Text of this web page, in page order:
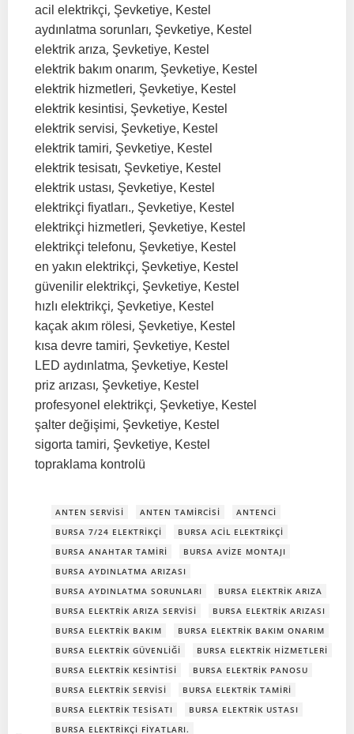
acil elektrikçi, Şevketiye, Kestel
aydınlatma sorunları, Şevketiye, Kestel
elektrik arıza, Şevketiye, Kestel
elektrik bakım onarım, Şevketiye, Kestel
elektrik hizmetleri, Şevketiye, Kestel
elektrik kesintisi, Şevketiye, Kestel
elektrik servisi, Şevketiye, Kestel
elektrik tamiri, Şevketiye, Kestel
elektrik tesisatı, Şevketiye, Kestel
elektrik ustası, Şevketiye, Kestel
elektrikçi fiyatları., Şevketiye, Kestel
elektrikçi hizmetleri, Şevketiye, Kestel
elektrikçi telefonu, Şevketiye, Kestel
en yakın elektrikçi, Şevketiye, Kestel
güvenilir elektrikçi, Şevketiye, Kestel
hızlı elektrikçi, Şevketiye, Kestel
kaçak akım rölesi, Şevketiye, Kestel
kısa devre tamiri, Şevketiye, Kestel
LED aydınlatma, Şevketiye, Kestel
priz arızası, Şevketiye, Kestel
profesyonel elektrikçi, Şevketiye, Kestel
şalter değişimi, Şevketiye, Kestel
sigorta tamiri, Şevketiye, Kestel
topraklama kontrolü
ANTEN SERVISI ANTEN TAMIRCISI
ANTENCI
BURSA 7/24 ELEKTRIKÇI
BURSA ACIL ELEKTRIKÇI
BURSA ANAHTAR TAMIRI
BURSA AVIZE MONTAJI
BURSA AYDINLATMA ARIZASI
BURSA AYDINLATMA SORUNLARI
BURSA ELEKTRIK ARIZA
BURSA ELEKTRIK ARIZA SERVISI
BURSA ELEKTRIK ARIZASI
BURSA ELEKTRIK BAKIM
BURSA ELEKTRIK BAKIM ONARIM
BURSA ELEKTRIK GÜVENLIĞI
BURSA ELEKTRIK HIZMETLERI
BURSA ELEKTRIK KESINTISI
BURSA ELEKTRIK PANOSU
BURSA ELEKTRIK SERVISI
BURSA ELEKTRIK TAMIRI
BURSA ELEKTRIK TESISATI
BURSA ELEKTRIK USTASI
BURSA ELEKTRIKÇI FIYATLARI.